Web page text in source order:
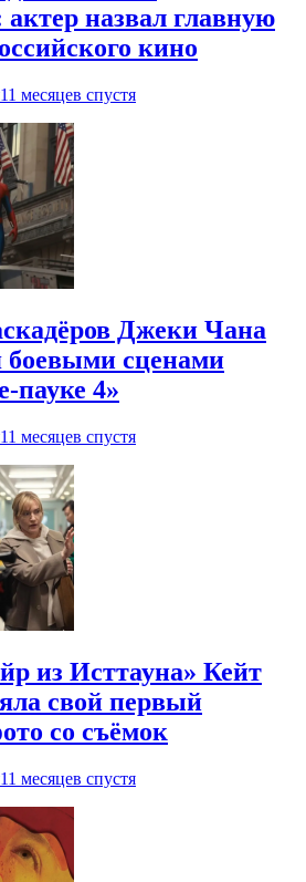
актер назвал главную
кино
11 месяцев спустя
Джеки Чана
боевыми сценами
пауке 4»
11 месяцев спустя
из Исттауна» Кейт
свой первый
со съёмок
11 месяцев спустя